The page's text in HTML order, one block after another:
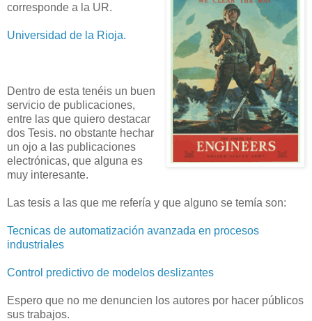
corresponde a la UR.
Universidad de la Rioja.
Dentro de esta tenéis un buen
servicio de publicaciones,
entre las que quiero destacar
dos Tesis. no obstante hechar
un ojo a las publicaciones
electrónicas, que alguna es
muy interesante.
Las tesis a las que me refería y que alguno se temía son:
Tecnicas de automatización avanzada en procesos
industriales
Control predictivo de modelos deslizantes
Espero que no me denuncien los autores por hacer públicos
sus trabajos.